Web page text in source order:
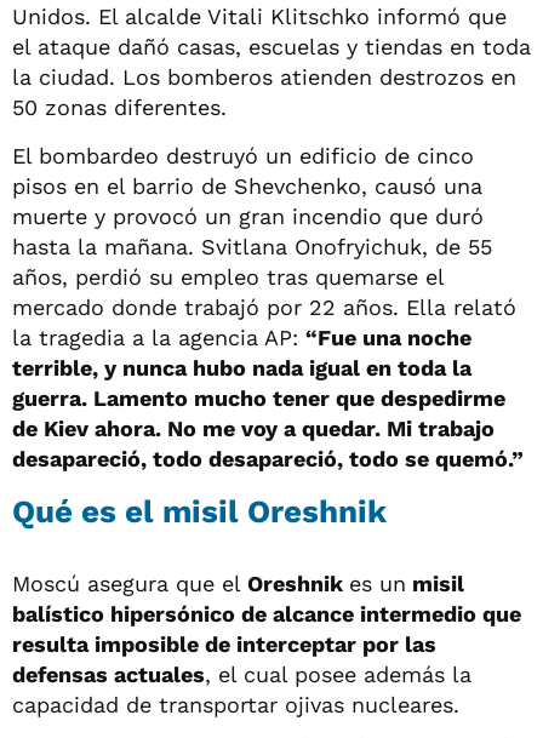
Unidos. El alcalde Vitali Klitschko informó que
el ataque dañó casas, escuelas y tiendas en toda
la ciudad. Los bomberos atienden destrozos en
50 zonas diferentes.
El bombardeo destruyó un edificio de cinco
pisos en el barrio de Shevchenko, causó una
muerte y provocó un gran incendio que duró
hasta la mañana. Svitlana Onofryichuk, de 55
años, perdió su empleo tras quemarse el
mercado donde trabajó por 22 años. Ella relató
la tragedia a la agencia AP: “Fue una noche
terrible, y nunca hubo nada igual en toda la
guerra. Lamento mucho tener que despedirme
de Kiev ahora. No me voy a quedar. Mi trabajo
desapareció, todo desapareció, todo se quemó.”
Qué es el misil Oreshnik
Moscú asegura que el Oreshnik es un misil
balístico hipersónico de alcance intermedio que
resulta imposible de interceptar por las
defensas actuales, el cual posee además la
capacidad de transportar ojivas nucleares.